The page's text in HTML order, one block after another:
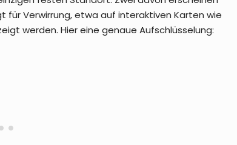
Verwirrung, etwa auf interaktiven Karten wie
werden. Hier eine genaue Aufschlüsselung: